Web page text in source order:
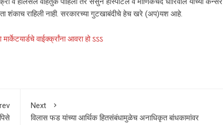
शंकाच राहिली नाही. सरकारच्या गुटखाबंदीचे हेच खरे (अप)यश आहे.
वाईर्क्क्रांना आवरा हो ऽऽऽ
Next
विलास फड यांच्या आर्थिक हितसंबंधामुळेच अनाधिकृत बांधकामांवर